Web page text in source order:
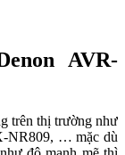
AVR-
trên thị trường như
NR809, … mặc dù